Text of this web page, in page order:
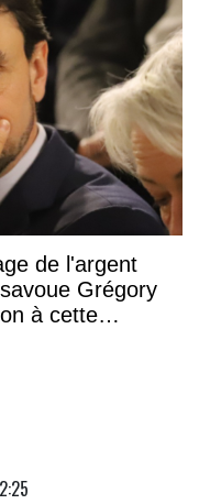
de l'argent
Grégory
à cette